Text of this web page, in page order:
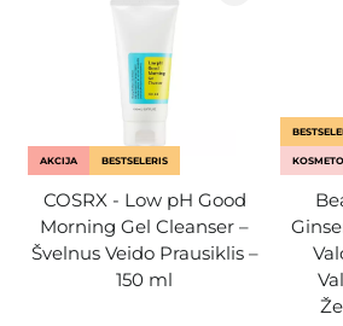
AKCIJA BESTSELERIS
COSRX - Low pH Good
Morning Gel Cleanser –
Švelnus Veido Prausiklis –
150 ml